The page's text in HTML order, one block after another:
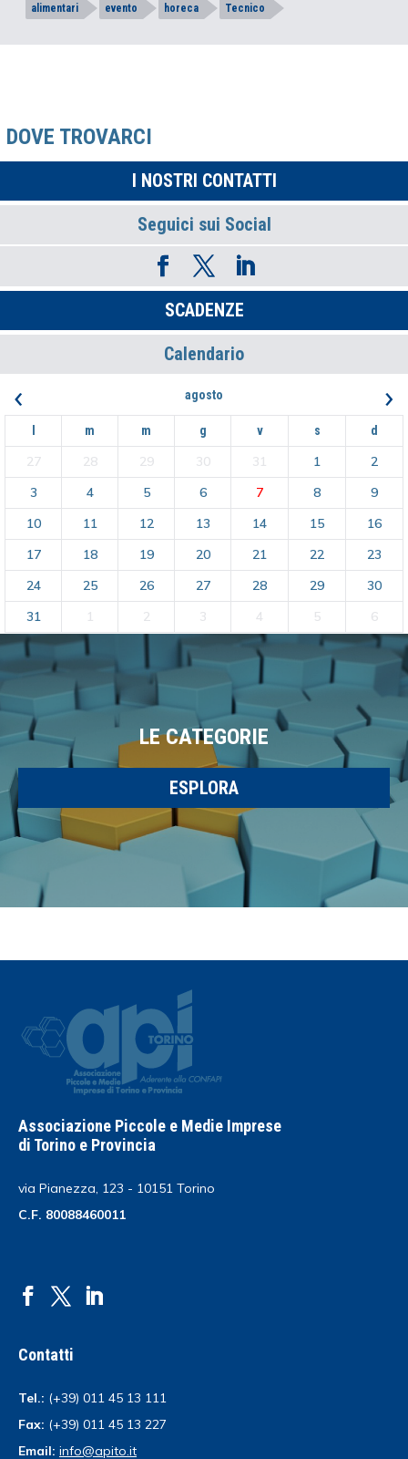
alimentari evento horeca Tecnico
DOVE TROVARCI
I NOSTRI CONTATTI
Seguici sui Social
SCADENZE
Calendario
‹ agosto ›
m m g v s d
27 28 29 30 31 1
2
3
4 5 6 7 8
9
10
11 12 13 14 15
16
17
18 19 20 21 22
23
24
25 26 27 28 29
30
31
1 2 3 4 5 6
LE CATEGORIE
ESPLORA
Associazione Piccole e Medie Imprese
di Torino e Provincia
via Pianezza, 123 - 10151 Torino
C.F. 80088460011
Contatti
Tel.: (+39) 011 45 13 111
Fax: (+39) 011 45 13 227
Email: info@apito.it